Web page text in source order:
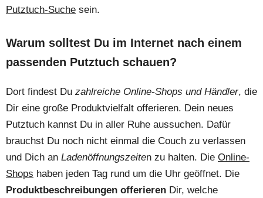
Putztuch-Suche sein.
Warum solltest Du im Internet nach einem
passenden Putztuch schauen?
Dort findest Du zahlreiche Online-Shops und Händler, die
Dir eine große Produktvielfalt offerieren. Dein neues
Putztuch kannst Du in aller Ruhe aussuchen. Dafür
brauchst Du noch nicht einmal die Couch zu verlassen
und Dich an Ladenöffnungszeiten zu halten. Die Online-
Shops haben jeden Tag rund um die Uhr geöffnet. Die
Produktbeschreibungen offerieren Dir, welche